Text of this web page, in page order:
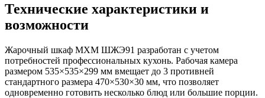
Технические характеристики и
возможности
Жарочный шкаф МХМ ШЖЭ91 разработан с учетом
потребностей профессиональных кухонь. Рабочая камера
размером 535×535×299 мм вмещает до 3 противней
стандартного размера 470×530×30 мм, что позволяет
одновременно готовить несколько блюд или большие порции.